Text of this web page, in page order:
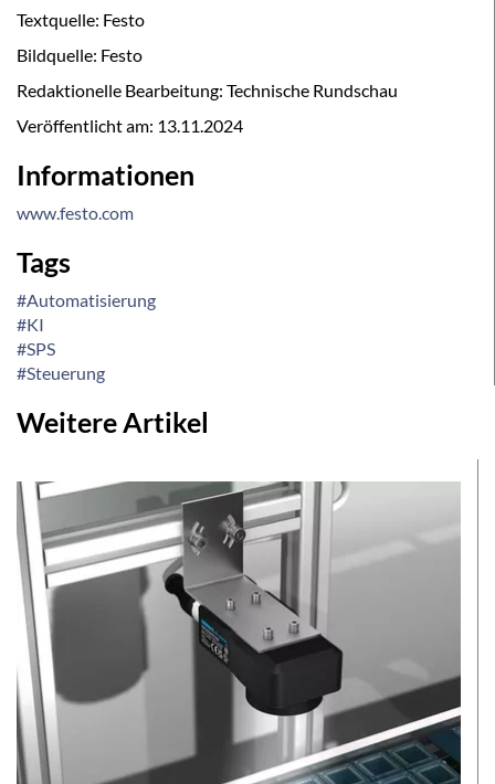
Textquelle: Festo
Bildquelle: Festo
Redaktionelle Bearbeitung: Technische Rundschau
Veröffentlicht am: 13.11.2024
Informationen
www.festo.com
Tags
#Automatisierung
#KI
#SPS
#Steuerung
Weitere Artikel